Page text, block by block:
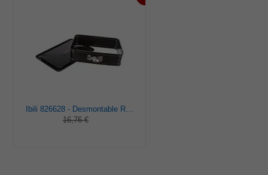
Ibili 826628 - Desmontable Rectang.Con Base Extra 28X18
16,76 €